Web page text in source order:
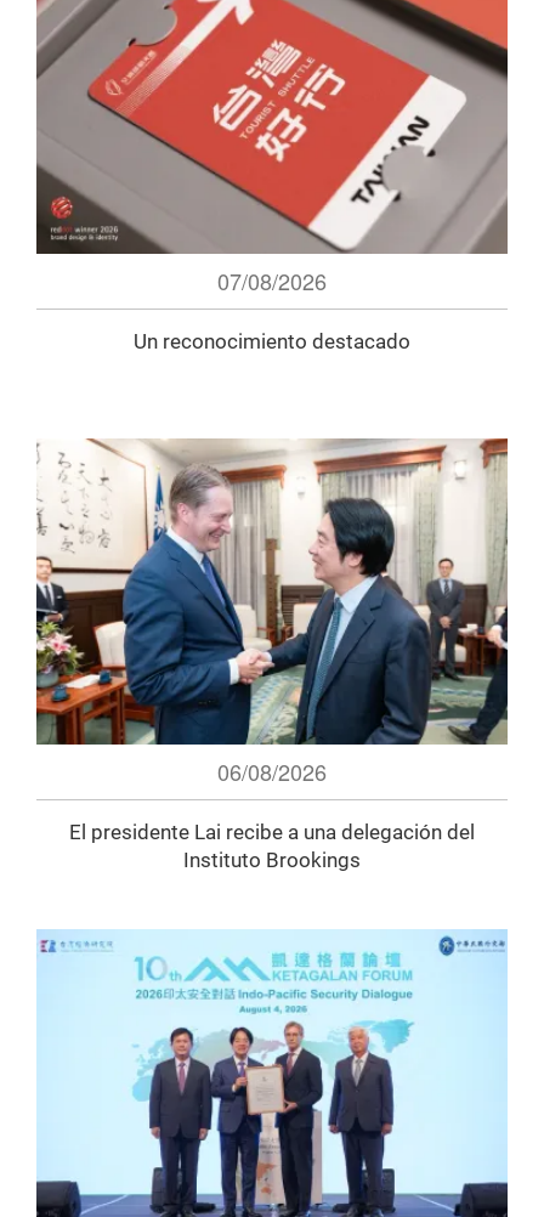
07/08/2026
Un reconocimiento destacado
06/08/2026
El presidente Lai recibe a una delegación del
Instituto Brookings